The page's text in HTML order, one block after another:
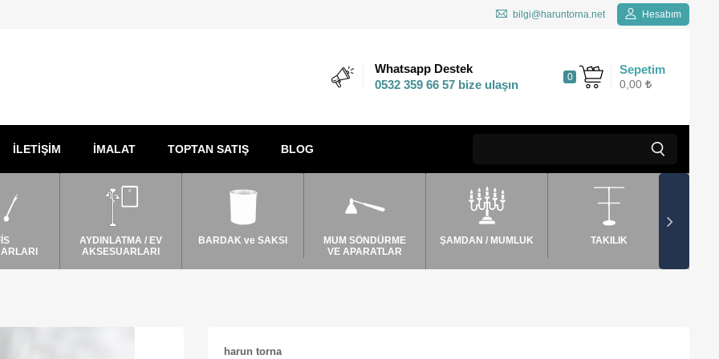
bilgi@haruntorna.net Hesabım
Sepetim
0
0,00
Kargo Bedava
200 TL ve üzeri
Whatsapp Destek
0532 359 66 57 bize ulaşın
İLETİŞİM İMALAT TOPTAN SATIŞ BLOG
AYDINLATMA / EV
AKSESUARLARI
BARDAK ve SAKSI
MUM SÖNDÜRME
VE APARATLAR
ŞAMDAN / MUMLUK TAKILIK
harun torna